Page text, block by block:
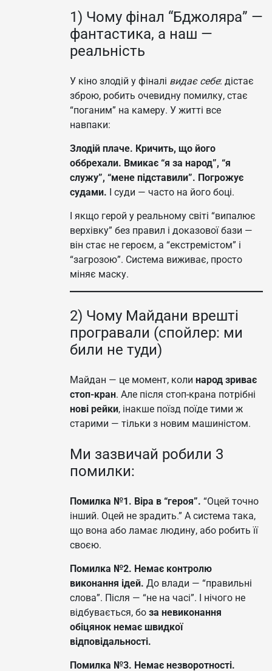
1) Чому фінал “Бджоляра” —
фантастика, а наш —
реальність
У кіно злодій у фіналі видає себе: дістає
зброю, робить очевидну помилку, стає
“поганим” на камеру. У житті все
навпаки:
Злодій плаче. Кричить, що його
оббрехали. Вмикає “я за народ”, “я
служу”, “мене підставили”. Погрожує
судами. І суди — часто на його боці.
І якщо герой у реальному світі “випалює
верхівку” без правил і доказової бази —
він стає не героєм, а “екстремістом” і
“загрозою”. Система виживає, просто
міняє маску.
2) Чому Майдани врешті
програвали (спойлер: ми
били не туди)
Майдан — це момент, коли народ зриває
стоп-кран. Але після стоп-крана потрібні
нові рейки, інакше поїзд поїде тими ж
старими — тільки з новим машиністом.
Ми зазвичай робили 3
помилки:
Помилка №1. Віра в “героя”. “Оцей точно
інший. Оцей не зрадить.” А система така,
що вона або ламає людину, або робить її
своєю.
Помилка №2. Немає контролю
виконання ідей. До влади — “правильні
слова”. Після — “не на часі”. І нічого не
відбувається, бо за невиконання
обіцянок немає швидкої
відповідальності.
Помилка №3. Немає незворотності.